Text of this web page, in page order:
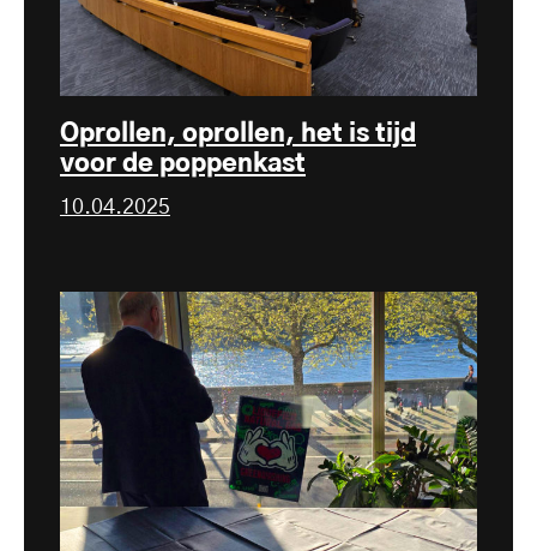
Oprollen, oprollen, het is tijd
voor de poppenkast
10.04.2025